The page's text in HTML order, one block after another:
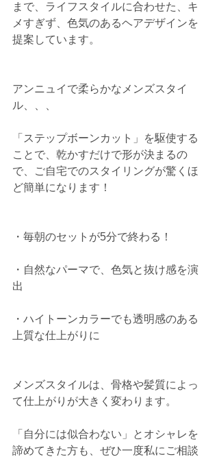
まで、ライフスタイルに合わせた、キ
メすぎず、色気のあるヘアデザインを
提案しています。
アンニュイで柔らかなメンズスタイ
ル、、、
「ステップボーンカット」を駆使する
ことで、乾かすだけで形が決まるの
で、ご自宅でのスタイリングが驚くほ
ど簡単になります！
・毎朝のセットが5分で終わる！
・自然なパーマで、色気と抜け感を演
出
・ハイトーンカラーでも透明感のある
上質な仕上がりに
メンズスタイルは、骨格や髪質によっ
て仕上がりが大きく変わります。
「自分には似合わない」とオシャレを
諦めてきた方も、ぜひ一度私にご相談